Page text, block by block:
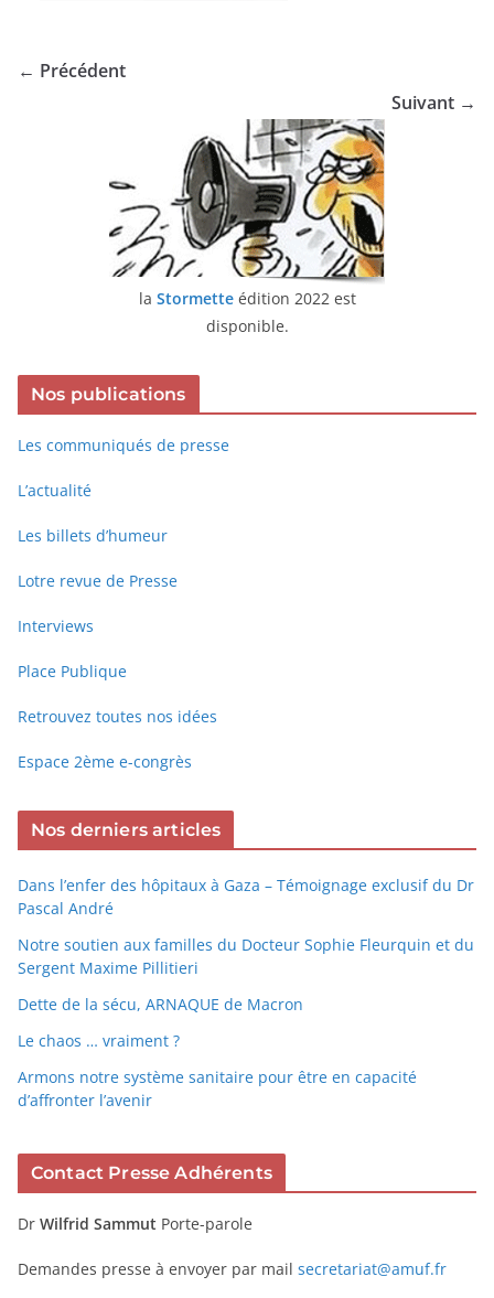
← Précédent
Suivant →
la Stormetteédition 2022 est
disponible.
Nos publications
Les communiqués de presse
L’actualité
Les billets d’humeur
Lotre revue de Presse
Interviews
Place Publique
Retrouvez toutes nos idées
Espace 2ème e-congrès
Nos derniers articles
Dans l’enfer des hôpitaux à Gaza – Témoignage exclusif du Dr
Pascal André
Notre soutien aux familles du Docteur Sophie Fleurquin et du
Sergent Maxime Pillitieri
Dette de la sécu, ARNAQUE de Macron
Le chaos … vraiment ?
Armons notre système sanitaire pour être en capacité
d’affronter l’avenir
Contact Presse Adhérents
Dr Wilfrid Sammut Porte-parole
Demandes presse à envoyer par mail secretariat@amuf.fr